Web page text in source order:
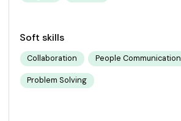
Soft skills
Collaboration People Communication
Problem Solving